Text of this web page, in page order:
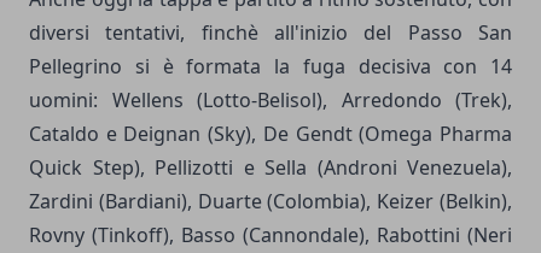
diversi tentativi, finchè all'inizio del Passo San
Pellegrino si è formata la fuga decisiva con 14
uomini: Wellens (Lotto-Belisol), Arredondo (Trek),
Cataldo e Deignan (Sky), De Gendt (Omega Pharma
Quick Step), Pellizotti e Sella (Androni Venezuela),
Zardini (Bardiani), Duarte (Colombia), Keizer (Belkin),
Rovny (Tinkoff), Basso (Cannondale), Rabottini (Neri